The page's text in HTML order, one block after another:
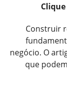
Construir
negócio. O
que